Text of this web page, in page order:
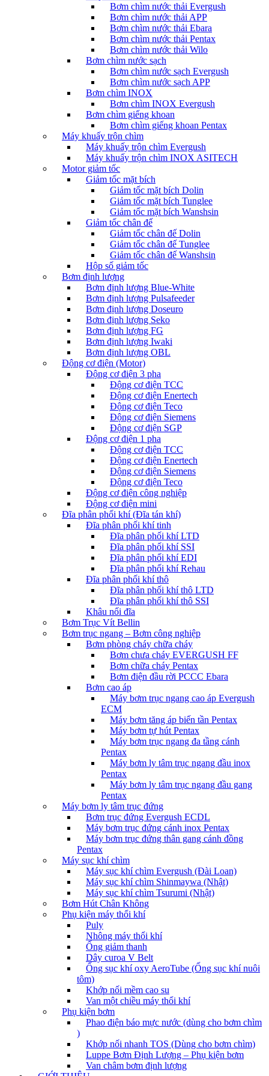
Bơm chìm nước thải Evergush
Bơm chìm nước thải APP
Bơm chìm nước thải Ebara
Bơm chìm nước thải Pentax
Bơm chìm nước thải Wilo
Bơm chìm nước sạch
Bơm chìm nước sạch Evergush
Bơm chìm nước sạch APP
Bơm chìm INOX
Bơm chìm INOX Evergush
Bơm chìm giếng khoan
Bơm chìm giếng khoan Pentax
Máy khuấy trộn chìm
Máy khuấy trộn chìm Evergush
Máy khuấy trộn chìm INOX ASITECH
Motor giảm tốc
Giảm tốc mặt bích
Giảm tốc mặt bích Dolin
Giảm tốc mặt bích Tunglee
Giảm tốc mặt bích Wanshsin
Giảm tốc chân đế
Giảm tốc chân đế Dolin
Giảm tốc chân đế Tunglee
Giảm tốc chân đế Wanshsin
Hộp số giảm tốc
Bơm định lượng
Bơm định lượng Blue-White
Bơm định lượng Pulsafeeder
Bơm định lượng Doseuro
Bơm định lượng Seko
Bơm định lượng FG
Bơm định lượng Iwaki
Bơm định lượng OBL
Động cơ điện (Motor)
Động cơ điện 3 pha
Động cơ điện TCC
Động cơ điện Enertech
Động cơ điện Teco
Động cơ điện Siemens
Động cơ điện SGP
Động cơ điện 1 pha
Động cơ điện TCC
Động cơ điện Enertech
Động cơ điện Siemens
Động cơ điện Teco
Động cơ điện công nghiệp
Động cơ điện mini
Đĩa phân phối khí (Đĩa tán khí)
Đĩa phân phối khí tinh
Đĩa phân phối khí LTD
Đĩa phân phối khí SSI
Đĩa phân phối khí EDI
Đĩa phân phối khí Rehau
Đĩa phân phối khí thô
Đĩa phân phối khí thô LTD
Đĩa phân phối khí thô SSI
Khâu nối đĩa
Bơm Trục Vít Bellin
Bơm trục ngang – Bơm công nghiệp
Bơm phòng cháy chữa cháy
Bơm chưa cháy EVERGUSH FF
Bơm chữa cháy Pentax
Bơm điện đầu rời PCCC Ebara
Bơm cao áp
Máy bơm trục ngang cao áp Evergush
ECM
Máy bơm tăng áp biến tần Pentax
Máy bơm tự hút Pentax
Máy bơm trục ngang đa tầng cánh
Pentax
Máy bơm ly tâm trục ngang đầu inox
Pentax
Máy bơm ly tâm trục ngang đầu gang
Pentax
Máy bơm ly tâm trục đứng
Bơm trục đứng Evergush ECDL
Máy bơm trục đứng cánh inox Pentax
Máy bơm trục đứng thân gang cánh đồng
Pentax
Máy sục khí chìm
Máy sục khí chìm Evergush (Đài Loan)
Máy sục khí chìm Shinmaywa (Nhật)
Máy sục khí chìm Tsurumi (Nhật)
Bơm Hút Chân Không
Phụ kiện máy thổi khí
Puly
Nhông máy thổi khí
Ống giảm thanh
Dây curoa V Belt
Ống sục khí oxy AeroTube (Ống sục khí nuôi
tôm)
Khớp nối mềm cao su
Van một chiều máy thổi khí
Phụ kiện bơm
Phao điện báo mực nước (dùng cho bơm chìm
)
Khớp nối nhanh TOS (Dùng cho bơm chìm)
Luppe Bơm Định Lượng – Phụ kiện bơm
Van châm bơm định lượng